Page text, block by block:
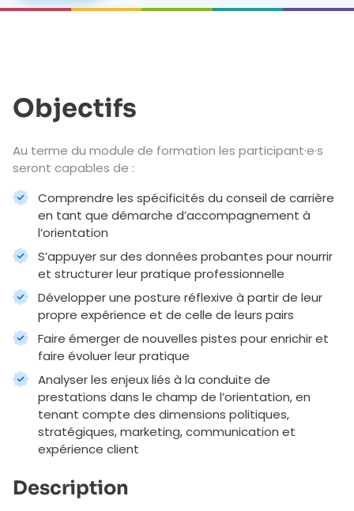
Objectifs
Au terme du module de formation les participant·e·s
seront capables de :
Comprendre les spécificités du conseil de carrière
en tant que démarche d’accompagnement à
l’orientation
S’appuyer sur des données probantes pour nourrir
et structurer leur pratique professionnelle
Développer une posture réflexive à partir de leur
propre expérience et de celle de leurs pairs
Faire émerger de nouvelles pistes pour enrichir et
faire évoluer leur pratique
Analyser les enjeux liés à la conduite de
prestations dans le champ de l’orientation, en
tenant compte des dimensions politiques,
stratégiques, marketing, communication et
expérience client
Description